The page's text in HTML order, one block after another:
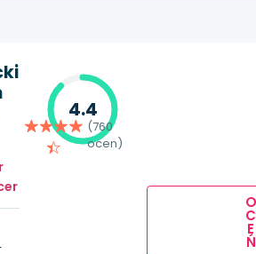
4.4
(760
ocen)
O
C
E
Ń